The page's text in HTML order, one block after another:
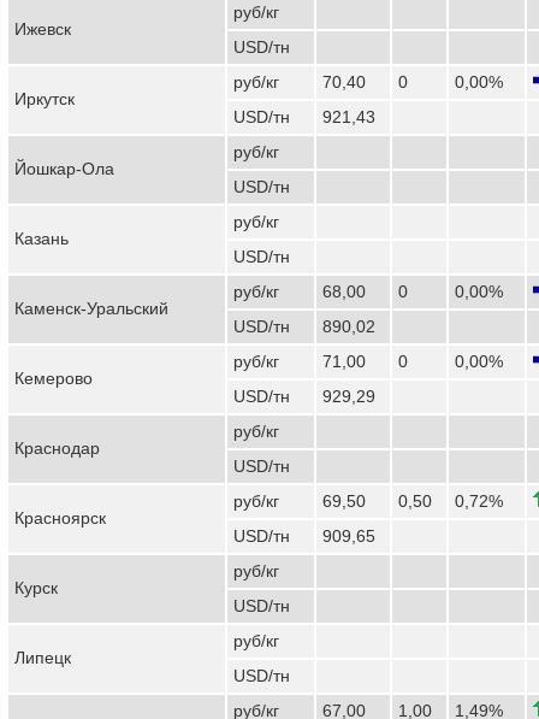
Ижевск
руб/кг
USD/тн
Иркутск
руб/кг 70,40 0
0,00%
USD/тн
921,43
Йошкар-Ола
руб/кг
USD/тн
Казань
руб/кг
USD/тн
Каменск-Уральский
руб/кг 68,00 0
0,00%
USD/тн
890,02
Кемерово
руб/кг 71,00 0
0,00%
USD/тн
929,29
Краснодар
руб/кг
USD/тн
Красноярск
руб/кг 69,50 0,50
0,72%
USD/тн
909,65
Курск
руб/кг
USD/тн
Липецк
руб/кг
USD/тн
руб/кг 67,00 1,00 1,49%